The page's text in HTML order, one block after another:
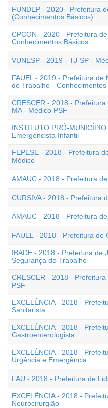
FUNDEP - 2020 - Prefeitura
(Conhecimentos Básicos)
CPCON - 2020 - Prefeitura
Conhecimentos Básicos
VUNESP - 2019 - TJ-SP -
FAUEL - 2019 - Prefeitura
do Trabalho - Conhecimentos
CRESCER - 2018 -
MA - Médico PSF
INSTITUTO PRÓ-
Emergencista Infantil
FEPESE - 2018 - Prefeitura
Médico
AMAUC - 2018 - Prefeitura
CURSIVA - 2018 - Prefeitura
AMAUC - 2018 - Prefeitura
FAUEL - 2018 - Prefeitura de
IBADE - 2018 - Prefeitura de
Segurança do Trabalho
CRESCER - 2018 -
PSF
EXCELÊNCIA - 2018 -
Sanitarista
EXCELÊNCIA - 2018 -
Gastroenterologista
EXCELÊNCIA - 2018 -
Urgência e Emergência
FAU - 2018 - Prefeitura de
EXCELÊNCIA - 2018 -
Neurocirurgião